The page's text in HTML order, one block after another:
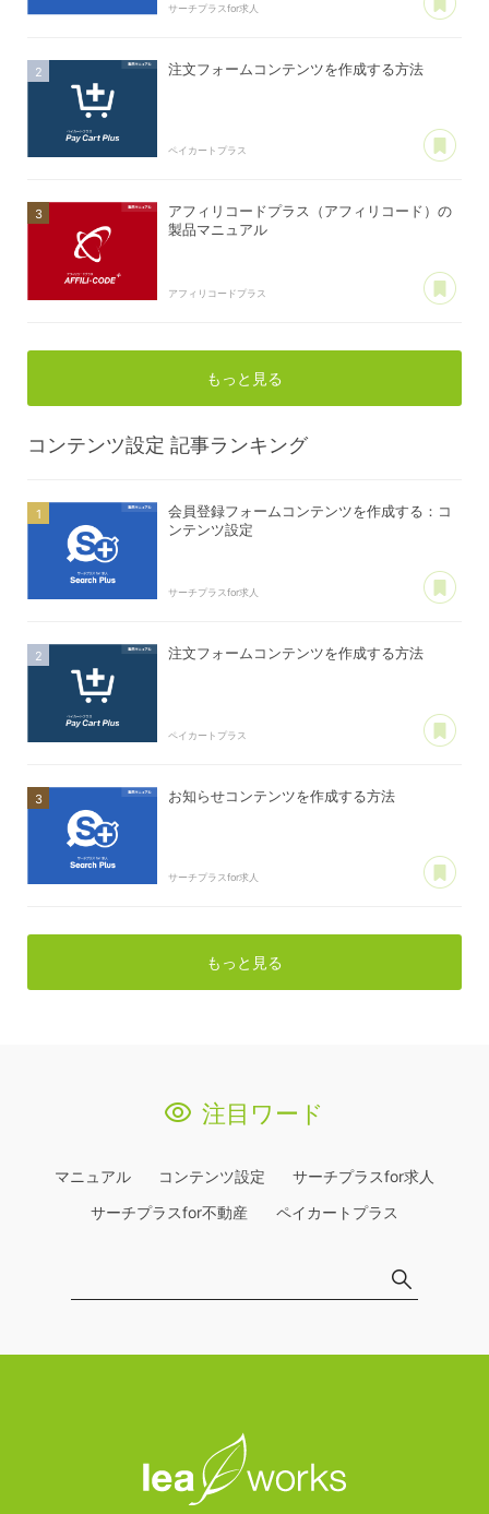
サーチプラスfor求人
注文フォームコンテンツを作成する方法
ペイカートプラス
アフィリコードプラス（アフィリコード）の
製品マニュアル
アフィリコードプラス
もっと見る
コンテンツ設定 記事ランキング
会員登録フォームコンテンツを作成する：コ
ンテンツ設定
サーチプラスfor求人
注文フォームコンテンツを作成する方法
ペイカートプラス
お知らせコンテンツを作成する方法
サーチプラスfor求人
もっと見る
注目ワード
マニュアル コンテンツ設定
サーチプラスfor求人
サーチプラスfor不動産
ペイカートプラス